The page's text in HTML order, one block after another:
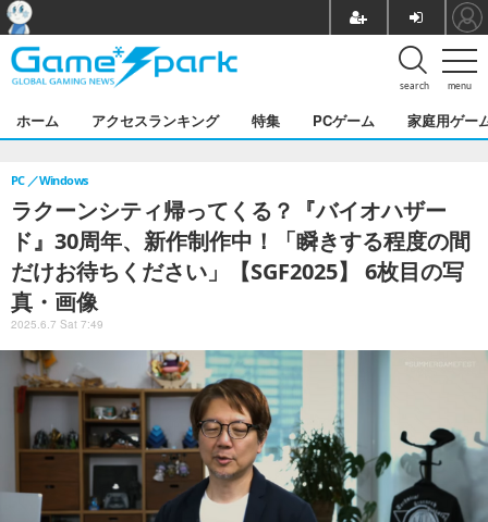
menu
search
ホーム アクセスランキング 特集 PCゲーム 家庭用ゲー
ラクーンシティ帰ってくる？『バイオハザー
ド』30周年、新作制作中！「瞬きする程度の間
だけお待ちください」【SGF2025】 6枚目の写
真・画像
PC Windows
2025.6.7 Sat 7:49